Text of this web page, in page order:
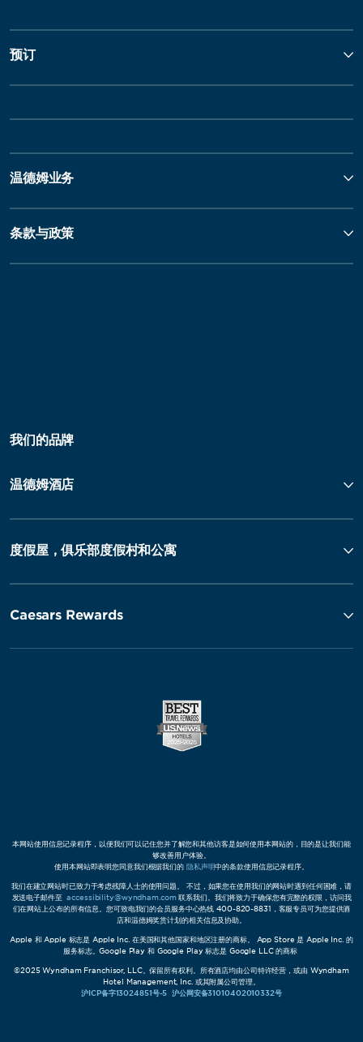
预订
温德姆业务
条款与政策
我们的品牌
温德姆酒店
度假屋，俱乐部度假村和公寓
Caesars Rewards
本网站使用信息记录程序，以便我们可以记住您并了解您和其他访客是如何使用本网站的，目的是让我们能
够改善用户体验。
使用本网站即表明您同意我们根据我们的 隐私声明中的条款使用信息记录程序。
我们在建立网站时已致力于考虑残障人士的使用问题。 不过，如果您在使用我们的网站时遇到任何困难，请
发送电子邮件至accessibility@wyndham.com联系我们。我们将致力于确保您有完整的权限，访问我
们在网站上公布的所有信息。您可致电我们的会员服务中心热线 400-820-8831，客服专员可为您提供酒
店和温德姆奖赏计划的相关信息及协助。
Apple 和 Apple 标志是 Apple Inc. 在美国和其他国家和地区注册的商标。 App Store 是 Apple Inc. 的
服务标志。Google Play 和 Google Play 标志是 Google LLC 的商标
©2025 Wyndham Franchisor, LLC。保留所有权利。所有酒店均由公司特许经营，或由 Wyndham
Hotel Management, Inc. 或其附属公司管理。
沪ICP备字13024851号-5 沪公网安备31010402010332号